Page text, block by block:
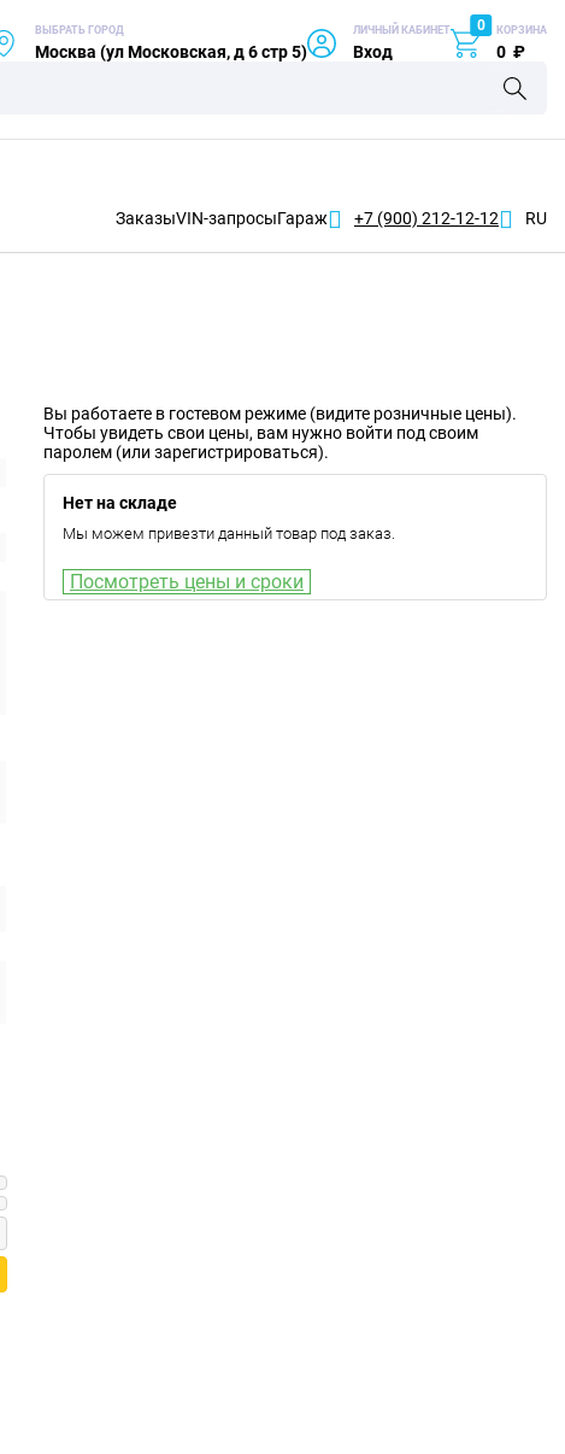
ВЫБРАТЬ ГОРОД
Москва (ул Московская, д 6 стр 5)
ЛИЧНЫЙ КАБИНЕТ
Вход
0 КОРЗИНА
0 ₽
ЗаказыVIN-запросыГараж +7 (900) 212-12-12 RU
Вы работаете в гостевом режиме (видите розничные цены).
Чтобы увидеть свои цены, вам нужно войти под своим
паролем (или зарегистрироваться).
Нет на складе
Мы можем привезти данный товар под заказ.
Посмотреть цены и сроки